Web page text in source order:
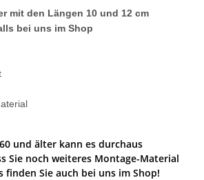
mit den Längen 10 und 12 cm
bei uns im Shop
und älter kann es durchaus
Sie noch weiteres Montage-Material
finden Sie auch bei uns im Shop!